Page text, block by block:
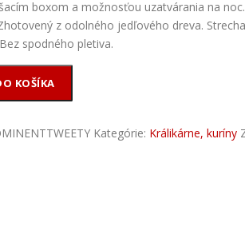
boxom a možnosťou uzatvárania na
z odolného jedľového dreva.
spodného pletiva.
KOŠÍKA
Kategórie: Králikárne, kuríny